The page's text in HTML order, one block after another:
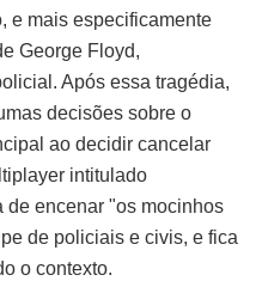
e mais especificamente
George Floyd,
Após essa tragédia,
decisões sobre o
ao decidir cancelar
intitulado
de encenar "os mocinhos
de policiais e civis, e fica
o contexto.